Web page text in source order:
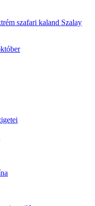
szafari kaland Szalay